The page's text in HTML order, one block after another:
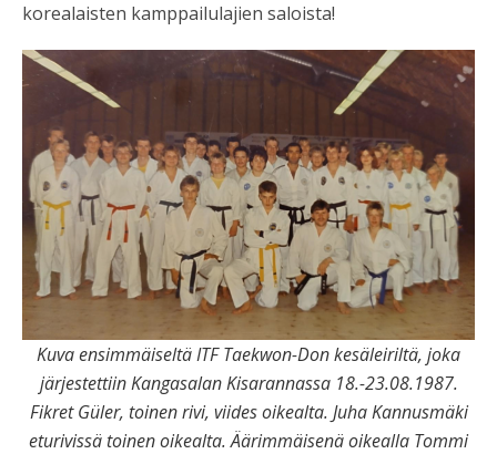
korealaisten kamppailulajien saloista!
Kuva ensimmäiseltä ITF Taekwon-Don kesäleiriltä, joka
järjestettiin Kangasalan Kisarannassa 18.-23.08.1987.
Fikret Güler, toinen rivi, viides oikealta. Juha Kannusmäki
eturivissä toinen oikealta. Äärimmäisenä oikealla Tommi